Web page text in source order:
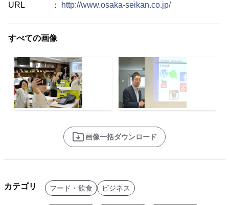
URL ：
http://www.osaka-seikan.co.jp/
すべての画像
画像一括ダウンロード
カテゴリ フード・飲食 ビジネス